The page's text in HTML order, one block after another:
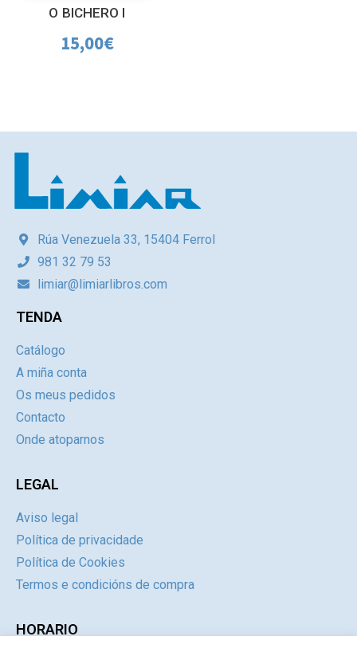
O BICHERO I
15,00€
Rúa Venezuela 33, 15404 Ferrol
981 32 79 53
limiar@limiarlibros.com
TENDA
Catálogo
A miña conta
Os meus pedidos
Contacto
Onde atoparnos
LEGAL
Aviso legal
Política de privacidade
Política de Cookies
Termos e condicións de compra
HORARIO